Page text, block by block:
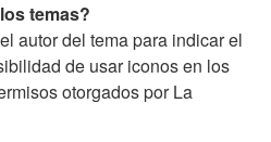
temas?
autor del tema para indicar el
de usar iconos en los
otorgados por La